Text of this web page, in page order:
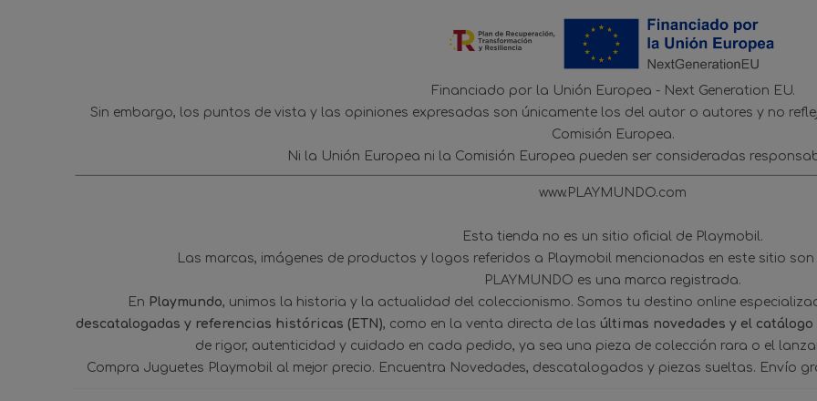
Financiado por la Unión Europea - Next Generation EU.
Sin embargo, los puntos de vista y las opiniones expresadas son únicamente los del autor o autores y no
Comisión Europea.
Ni la Unión Europea ni la Comisión Europea pueden ser consideradas
www.PLAYMUNDO.com
Esta tienda no es un sitio oficial de Playmobil.
Las marcas, imágenes de productos y logos referidos a Playmobil mencionadas en este sitio
PLAYMUNDO es una marca registrada.
En Playmundo, unimos la historia y la actualidad del coleccionismo. Somos tu destino online
descatalogadas y referencias históricas (ETN), como en la venta directa de las últimas novedades y el
de rigor, autenticidad y cuidado en cada pedido, ya sea una pieza de colección rara o el
Compra Juguetes Playmobil al mejor precio. Encuentra Novedades, descatalogados y piezas sueltas. Envío